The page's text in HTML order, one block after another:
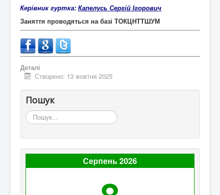
Керівник гуртка: Капелусь Сергій Ігорович
Заняття проводяться на базі ТОКЦНТТШУМ
Деталі
Створено: 13 жовтня 2025
Пошук
Пошук...
Серпень 2026